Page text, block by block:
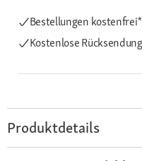
Bestellungen kostenfrei*
Kostenlose Rücksendung
Produktdetails